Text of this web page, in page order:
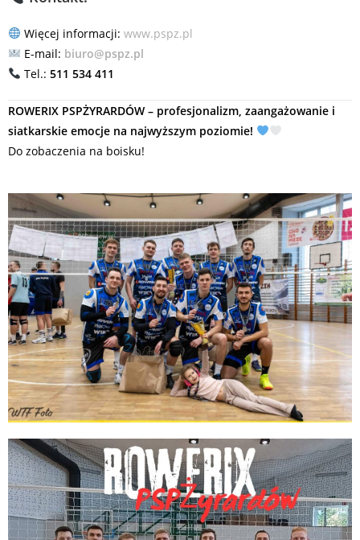
Więcej informacji: www.pspz.pl
E-mail: biuro@pspz.pl
Tel.: 511 534 411
ROWERIX PSPŻYRARDÓW – profesjonalizm, zaangażowanie i
siatkarskie emocje na najwyższym poziomie!
Do zobaczenia na boisku!